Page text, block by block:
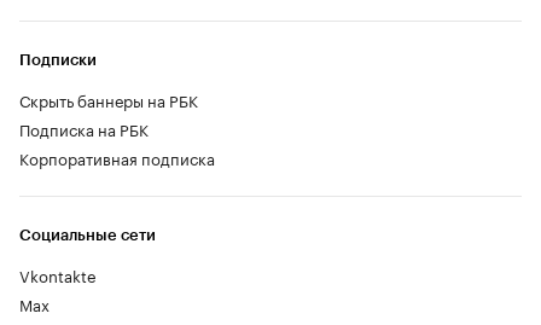
Социальные сети
Vkontakte
Max
Подписки
Скрыть баннеры на РБК
Подписка на РБК
Корпоративная подписка